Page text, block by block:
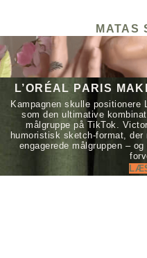
MATAS
L’ORÉAL PARIS
Kampagnen skulle positionere
som den ultimative
målgruppe på TikTok.
humoristisk sketch-format,
engagerede målgruppen –